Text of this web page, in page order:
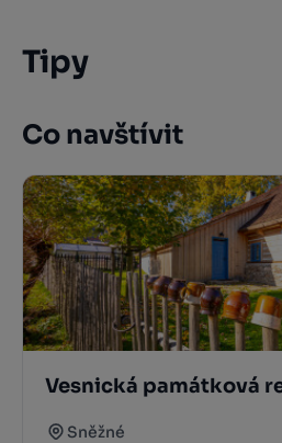
Tipy
Co navštívit
Vesnická památková
Sněžné